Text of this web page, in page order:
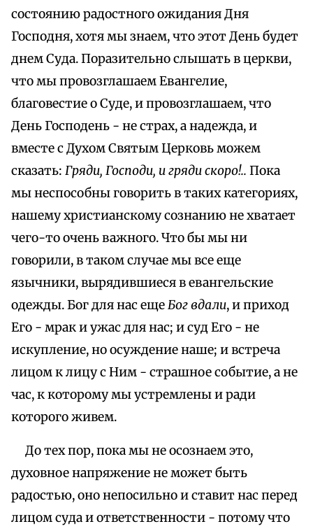
состоянию радостного ожидания Дня
Господня, хотя мы знаем, что этот День будет
днем Суда. Поразительно слышать в церкви,
что мы провозглашаем Евангелие,
благовестие о Суде, и провозглашаем, что
День Господень - не страх, а надежда, и
вместе с Духом Святым Церковь можем
сказать: Гряди, Господи, и гряди скоро!.. Пока
мы неспособны говорить в таких категориях,
нашему христианскому сознанию не хватает
чего-то очень важного. Что бы мы ни
говорили, в таком случае мы все еще
язычники, вырядившиеся в евангельские
одежды. Бог для нас ещеБог вдали, и приход
Его - мрак и ужас для нас; и суд Его - не
искупление, но осуждение наше; и встреча
лицом к лицу с Ним - страшное событие, а не
час, к которому мы устремлены и ради
которого живем.
До тех пор, пока мы не осознаем это,
духовное напряжение не может быть
радостью, оно непосильно и ставит нас перед
лицом суда и ответственности - потому что